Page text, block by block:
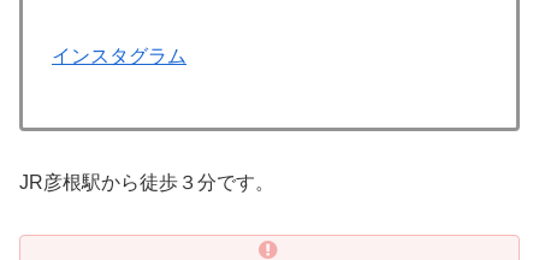
インスタグラム
JR彦根駅から徒歩３分です。